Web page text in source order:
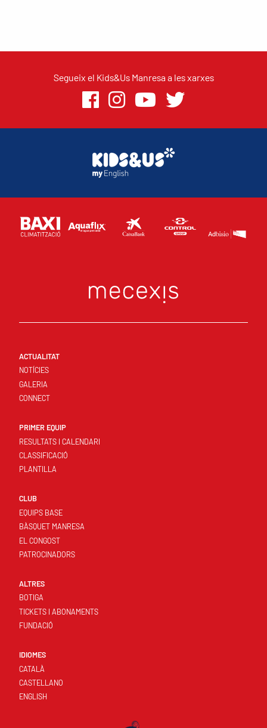
Segueix el Kids&Us Manresa a les xarxes
ACTUALITAT
NOTÍCIES
GALERIA
CONNECT
PRIMER EQUIP
RESULTATS I CALENDARI
CLASSIFICACIÓ
PLANTILLA
CLUB
EQUIPS BASE
BÀSQUET MANRESA
EL CONGOST
PATROCINADORS
ALTRES
BOTIGA
TICKETS I ABONAMENTS
FUNDACIÓ
IDIOMES
CATALÀ
CASTELLANO
ENGLISH